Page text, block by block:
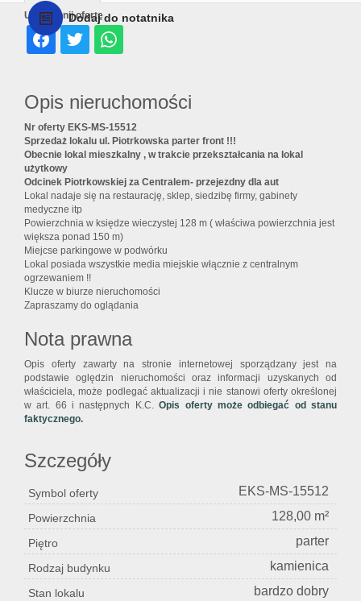
Dodaj do notatnika
Udostępnij ofertę
Opis nieruchomości
Nr oferty EKS-MS-15512
Sprzedaż lokalu ul. Piotrkowska parter front !!!
Obecnie lokal mieszkalny , w trakcie przekształcania na lokal
użytkowy
Odcinek Piotrkowskiej za Centralem- przejezdny dla aut
Lokal nadaje się na restaurację, sklep, siedzibę firmy, gabinety
medyczne itp
Powierzchnia w księdze wieczystej 128 m ( właściwa powierzchnia jest
większa ponad 150 m)
Miejcse parkingowe w podwórku
Lokal posiada wszystkie media miejskie włącznie z centralnym
ogrzewaniem !!
Klucze w biurze nieruchomości
Zapraszamy do oglądania
Nota prawna
Opis oferty zawarty na stronie internetowej sporządzany jest na
podstawie oględzin nieruchomości oraz informacji uzyskanych od
właściciela, może podlegać aktualizacji i nie stanowi oferty określonej
w art. 66 i następnych K.C.Opis oferty może odbiegać od stanu
faktycznego.
Szczegóły
Symbol oferty EKS-MS-15512
Powierzchnia 128,00 m²
Piętro parter
Rodzaj budynku kamienica
Stan lokalu bardzo dobry